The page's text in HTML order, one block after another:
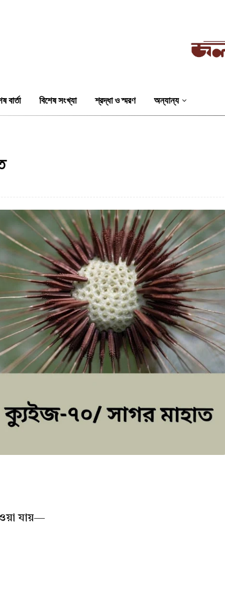
বার্তা বিশেষ সংখ্যা শ্রদ্ধা ও স্মরণ অন্যান্য
যায়—